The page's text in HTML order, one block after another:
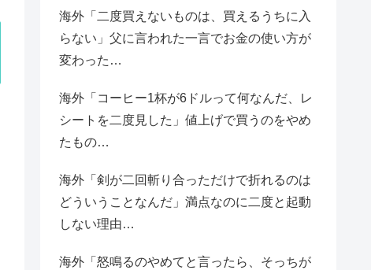
海外「二度買えないものは、買えるうちに入
らない」父に言われた一言でお金の使い方が
変わった…
海外「コーヒー1杯が6ドルって何なんだ、レ
シートを二度見した」値上げで買うのをやめ
たもの…
海外「剣が二回斬り合っただけで折れるのは
どういうことなんだ」満点なのに二度と起動
しない理由…
海外「怒鳴るのやめてと言ったら、そっちが